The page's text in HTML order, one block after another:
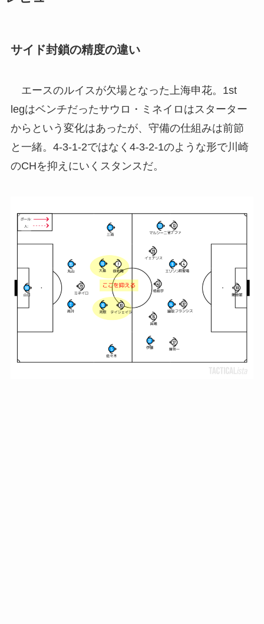
サイド封鎖の精度の違い
エースのルイスが欠場となった上海申花。1st
legはベンチだったサウロ・ミネイロはスターター
からという変化はあったが、守備の仕組みは前節
と一緒。4-3-1-2ではなく4-3-2-1のような形で川崎
のCHを抑えにいくスタンスだ。